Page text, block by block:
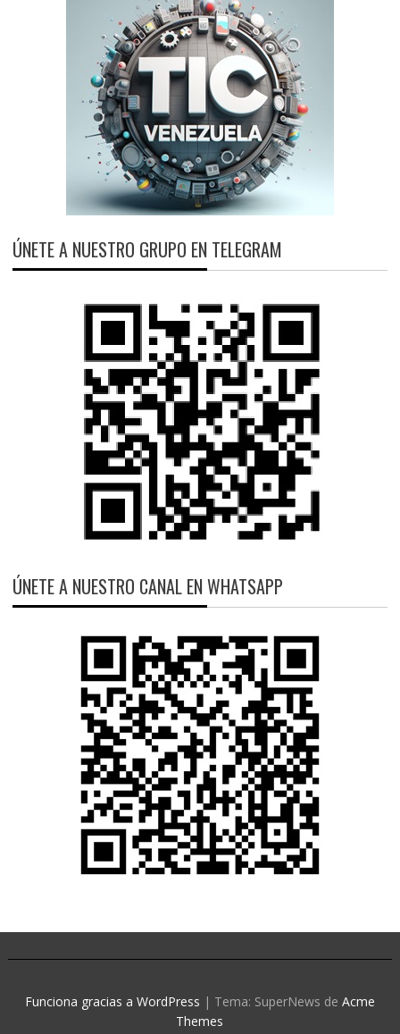
ÚNETE A NUESTRO GRUPO EN TELEGRAM
ÚNETE A NUESTRO CANAL EN WHATSAPP
Funciona gracias a WordPress | Tema: SuperNews de Acme
Themes